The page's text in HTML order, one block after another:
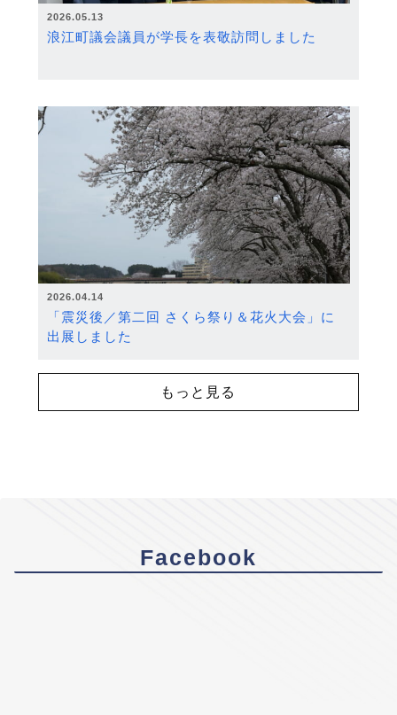
2026.05.13
浪江町議会議員が学長を表敬訪問しました
2026.04.14
「震災後／第二回 さくら祭り＆花火大会」に
出展しました
もっと見る
Facebook